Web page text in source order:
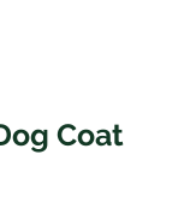
Coat